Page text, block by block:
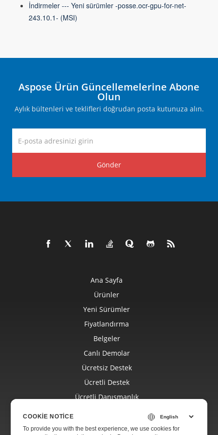
İndirmeler --- Yeni sürümler -posse.ocr-gpu-for-net-
243.10.1- (MSI)
Aspose Ürün Güncellemelerine Abone
Olun
Aylık bültenleri ve teklifleri doğrudan posta kutunuza alın.
Gönder
Ana Sayfa
Ürünler
Yeni Sürümler
Fiyatlandırma
Belgeler
Canlı Demolar
Ücretsiz Destek
Ücretli Destek
Ücretli Danışmanlık
Web Siteleri
COOKIE NOTICE
To provide you with the best experience, we use cookies for